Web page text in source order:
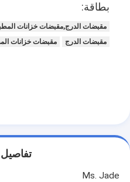
بطاقة:
مقبضات الدرج,مقبضات خزانات
مقبضات الدرج
مقبضات خزانات
تفاصيل
Ms. Jade